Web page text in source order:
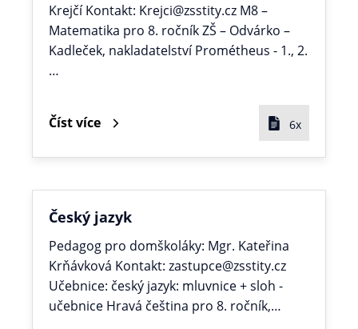
Krejčí Kontakt: Krejci@zsstity.cz M8 –
Matematika pro 8. ročník ZŠ – Odvárko –
Kadleček, nakladatelství Prométheus - 1., 2.
…
Číst více 6x
Český jazyk
Pedagog pro domškoláky: Mgr. Kateřina
Krňávková Kontakt: zastupce@zsstity.cz
Učebnice: český jazyk: mluvnice + sloh -
učebnice Hravá čeština pro 8. ročník,…